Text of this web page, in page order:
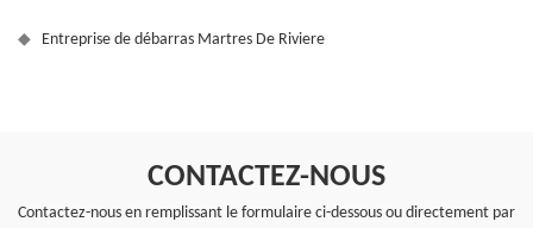
Entreprise de débarras Martres De Riviere
CONTACTEZ-NOUS
Contactez-nous en remplissant le formulaire ci-dessous ou directement par